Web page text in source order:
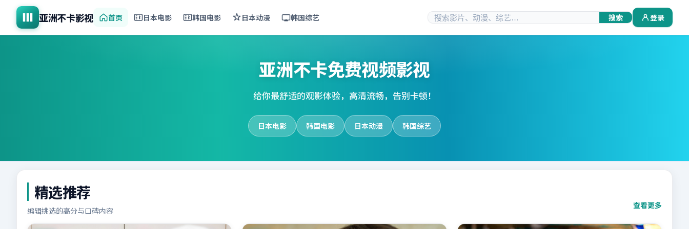
亚洲不卡影视 首页 日本电影 韩国电影 日本动漫 韩国综艺 搜索 登录
亚洲不卡免费视频影视
给你最舒适的观影体验，高清流畅，告别卡顿！
日本电影 韩国电影 日本动漫 韩国综艺
精选推荐
编辑挑选的高分与口碑内容
查看更多